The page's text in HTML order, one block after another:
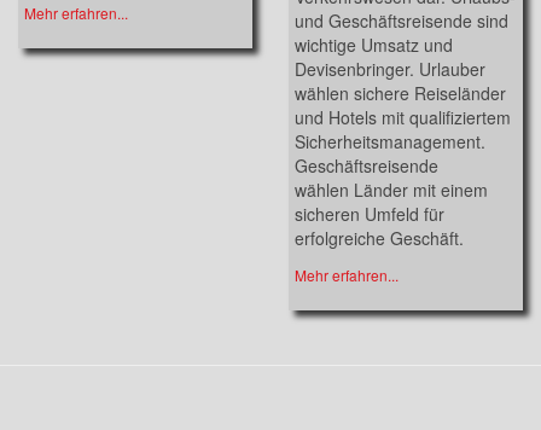
Mehr erfahren...
und Geschäftsreisende sind
wichtige Umsatz und
Devisenbringer. Urlauber
wählen sichere Reiseländer
und Hotels mit qualifiziertem
Sicherheitsmanagement.
Geschäftsreisende
wählen Länder mit einem
sicheren Umfeld für
erfolgreiche Geschäft.
Mehr erfahren...